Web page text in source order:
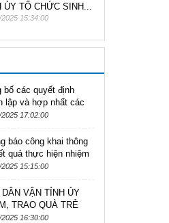
ỦY TỔ CHỨC SINH...
15:34:00
bố các quyết định
lập và hợp nhất các
bộ, cơ quan trực
17:02:00
báo công khai thông
quả thực hiện nhiệm
học và công nghệ
15:15:00
DÂN VẬN TỈNH ỦY
TRAO QUÀ TRẺ
KHĂN NHÂN DỊP
16:30:00